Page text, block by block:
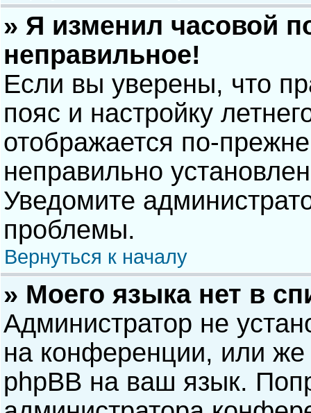
» Я изменил часовой
неправильное!
Если вы уверены, что
пояс и настройку
отображается по-
неправильно
Уведомите
проблемы.
Вернуться к началу
» Моего языка нет в
Администратор не
на конференции, или же
phpBB на ваш язык.